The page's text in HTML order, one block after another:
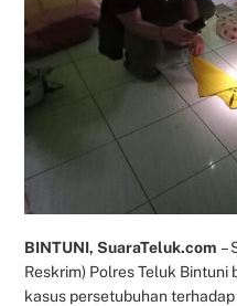
BINTUNI, SuaraTeluk.com–
Reskrim) Polres Teluk
kasus persetubuhan